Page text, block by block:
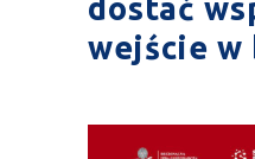
dostać
wejście w